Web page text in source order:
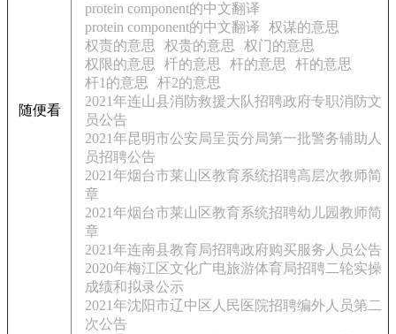
随便看
protein component的中文翻译
protein component的中文翻译
权谋的意思
权责的意思
权贵的意思
权门的意思
权限的意思
杄的意思 杆的意思
杆的意思
杆1的意思
杆2的意思
2021年连山县消防救援大队招聘政府专职消防文
员公告
2021年昆明市公安局呈贡分局第一批警务辅助人
员招聘公告
2021年烟台市莱山区教育系统招聘高层次教师简
章
2021年烟台市莱山区教育系统招聘幼儿园教师简
章
2021年连南县教育局招聘政府购买服务人员公告
2020年梅江区文化广电旅游体育局招聘二轮实操
成绩和拟录公示
2021年沈阳市辽中区人民医院招聘编外人员第二
次公告